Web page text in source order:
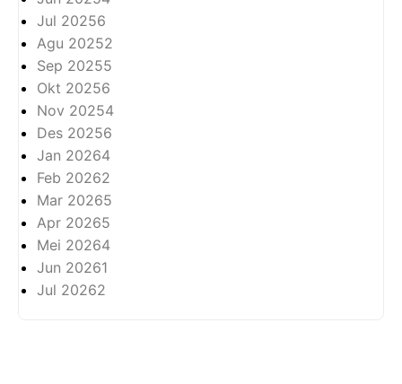
Jul 20256
Agu 20252
Sep 20255
Okt 20256
Nov 20254
Des 20256
Jan 20264
Feb 20262
Mar 20265
Apr 20265
Mei 20264
Jun 20261
Jul 20262